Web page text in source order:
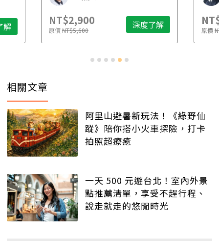
解 NT$2,900
原價NT$5,600 深度了解 原價
相關文章
阿里山避暑新玩法！《綠野仙
蹤》陪你搭小火車探險，打卡
拍照超療癒
一天 500 元遊台北！室內外景
點推薦清單，享受不趕行程、
說走就走的悠閒時光